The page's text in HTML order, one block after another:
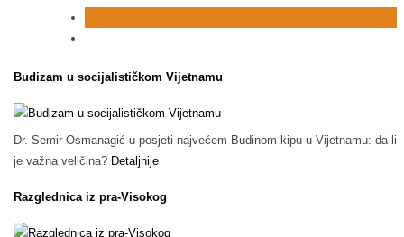
Budizam u socijalističkom Vijetnamu
Dr. Semir Osmanagić u posjeti najvećem Budinom kipu u Vijetnamu: da li
je važna veličina? Detaljnije
Razglednica iz pra-Visokog